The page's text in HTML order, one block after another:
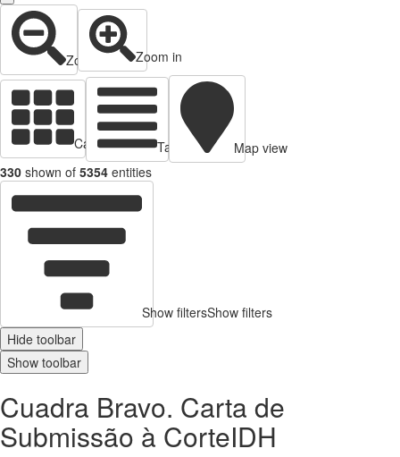
Zoom out Zoom in
Cards view Table view
Map view
330 shown of 5354 entities
Show filtersShow filters
Hide toolbar
Show toolbar
Cuadra Bravo. Carta de
Submissão à CorteIDH